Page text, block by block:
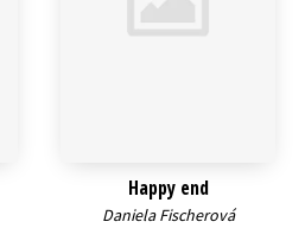
Happy end
Daniela Fischerová